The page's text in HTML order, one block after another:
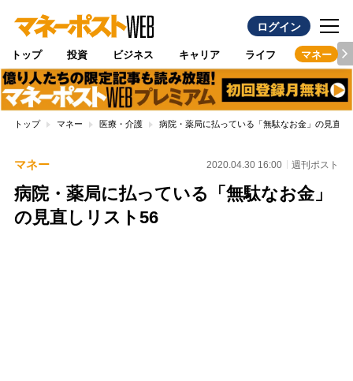
ログイン
トップ 投資 ビジネス キャリア ライフ マネー
トップ マネー 医療・介護 病院・薬局に払っている「無駄なお金」の見直し
マネー 2020.04.30 16:00 週刊ポスト
病院・薬局に払っている「無駄なお金」
の見直しリスト56